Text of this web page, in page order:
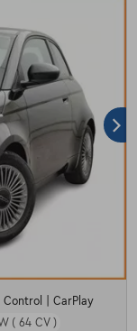
| CarPlay
( 64 CV )